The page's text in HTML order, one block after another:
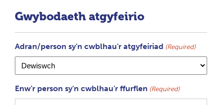
Gwybodaeth atgyfeirio
Adran/person sy'n cwblhau'r atgyfeiriad (Required)
Enw'r person sy'n cwblhau'r ffurflen (Required)